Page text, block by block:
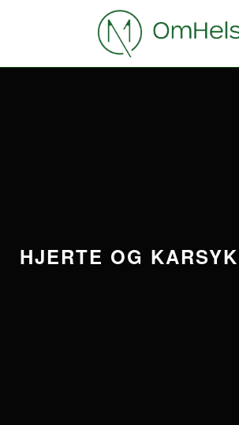
HJERTE OG